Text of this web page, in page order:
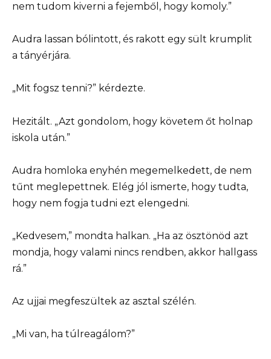
nem tudom kiverni a fejemből, hogy komoly.”
Audra lassan bólintott, és rakott egy sült krumplit
a tányérjára.
„Mit fogsz tenni?” kérdezte.
Hezitált. „Azt gondolom, hogy követem őt holnap
iskola után.”
Audra homloka enyhén megemelkedett, de nem
tűnt meglepettnek. Elég jól ismerte, hogy tudta,
hogy nem fogja tudni ezt elengedni.
„Kedvesem,” mondta halkan. „Ha az ösztönöd azt
mondja, hogy valami nincs rendben, akkor hallgass
rá.”
Az ujjai megfeszültek az asztal szélén.
„Mi van, ha túlreagálom?”